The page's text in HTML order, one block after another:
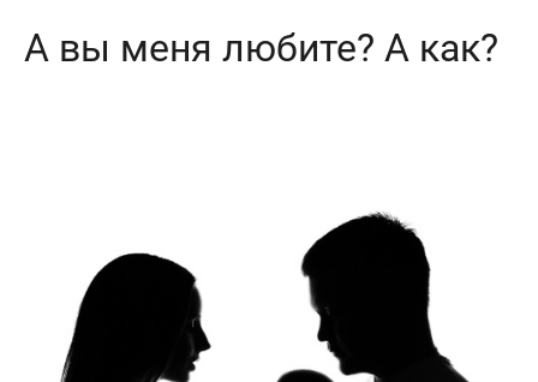
А вы меня любите? А как?